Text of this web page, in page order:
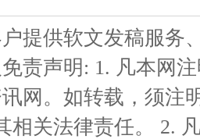
提供软文发稿服务
责声明: 1. 凡本网
网。如转载，须注
相关法律责任。 2.